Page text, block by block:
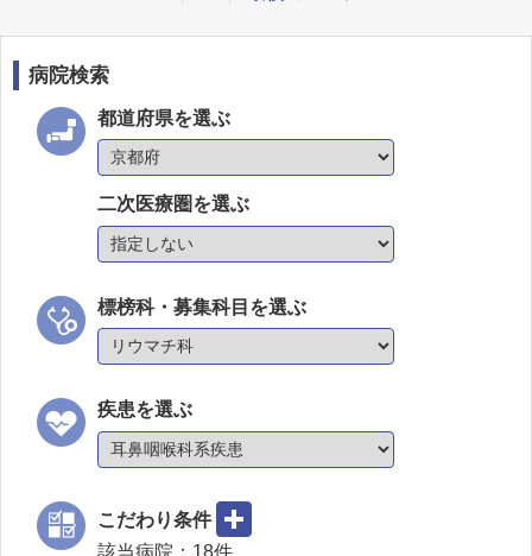
病院検索
都道府県を選ぶ
二次医療圏を選ぶ
標榜科・募集科目を選ぶ
疾患を選ぶ
こだわり条件
該当病院： 18件